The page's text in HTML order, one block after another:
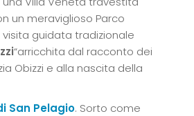
un meraviglioso Parco
guidata tradizionale
“arricchita dal racconto dei
Obizzi e alla nascita della
San Pelagio. Sorto come